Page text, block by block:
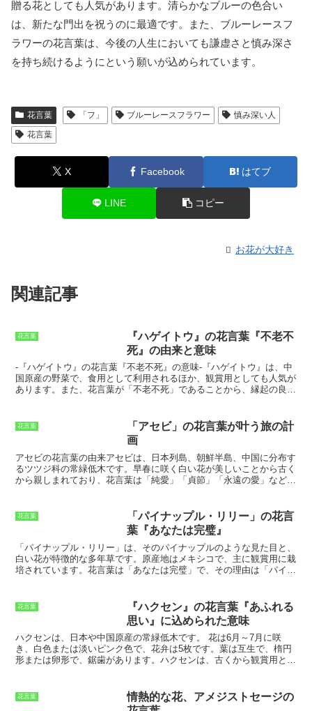
贈る花としても人気があります。清らかなブルーの色合い
は、新たな門出を祝うのに最適です。また、ブルーレースフ
ラワーの花言葉は、今後の人生においても謙虚さと慎み深さ
を持ち続けるようにという願いが込められています。
花言葉 「フ」 ブルーレースフラワー
慎み深い人
花言葉
X Facebook はてブ
LINE コピー
お花が大好き
関連記事
花言葉
『ハゲイトウ』の花言葉『不老不
死』の由来と意味
-『ハゲイトウ』の花言葉『不老不死』の意味- 『ハゲイトウ』は、中
国原産の野菜で、食用として利用されるほか、観賞用としても人気が
あります。また、花言葉が「不老不死」であることから、縁起の良い
古くから不老不死の象徴とされてきました。また、『ハゲイトウ』の
茎は、とても丈夫で折れにくく、その生命力の強さから、不老不死の
シンボルとされたと考えられています。
とおり、とても縁起の良い花です。不老不死を願う方や、健康を維持
したい方への贈り物に最適です。また、お供え物としても喜ばれるで
しょう。
花言葉
「アセビ」の花言葉が叶う旅の計
画
アセビの花言葉の由来アセビは、日本列島、朝鮮半島、中国に分布す
るツツジ科の常緑低木です。早春に咲く白い花が美しいことから古く
から親しまれており、花言葉は「純愛」「貞節」「永遠の愛」などで
た。アセビは、神々の王ゼウスに恋をしていましたが、ゼウスはアセ
ビの愛を受け入れることができませんでした。悲しみに暮れたアセビ
は、命を絶ってしまいます。ゼウスはアセビの死を悼んで、彼女を美
しい花に変えました。これがアセビの花言葉の由来です。アセビの花
言葉は、その可憐な花姿にぴったりです。早春に咲く白い花は、純粋
な愛の象徴のように見えます。また、アセビは常緑低木なので、永遠
っていれば、花を贈る際に思いを込めることができます。
花言葉
「パイナップル・リリー」の花言
葉『あなたは完璧』
「パイナップル・リリー」は、そのパイナップルのような見た目と、
白い花が特徴的な多年草です。原産地はメキシコで、主に観賞用に栽
培されています。花言葉は「あなたは完璧」で、その理由は「パイナ
化で神聖視されています。「パイナップル・リリー」の花が6つの花
弁を持っていることから、「あなたは完璧」という花言葉がつけられ
たのです。「パイナップル・リリー」は、花が長持ちすることでも知
られているので、贈り物としても人気があります。また、育てやすい
植物なので、ガーデニング初心者にもおすすめです。
花言葉
『ハクセン』の花言葉『あふれる
思い』に込められた意味
ハクセンは、日本や中国原産の常緑低木です。
花は6月～7月に咲
き、白色または淡いピンク色で、花弁は5枚です。葉は互生で、楕円
形または卵形で、鋸歯があります。ハクセンは、古くから観賞用とし
描かれていることから、その頃から栽培されていたと考えられていま
す。ハクセンの花言葉は、「あふれる思い」です。
これは、ハクセ
花言葉
情熱的な花、アメジストセージの